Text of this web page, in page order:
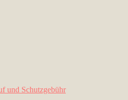
und Schutzgebühr